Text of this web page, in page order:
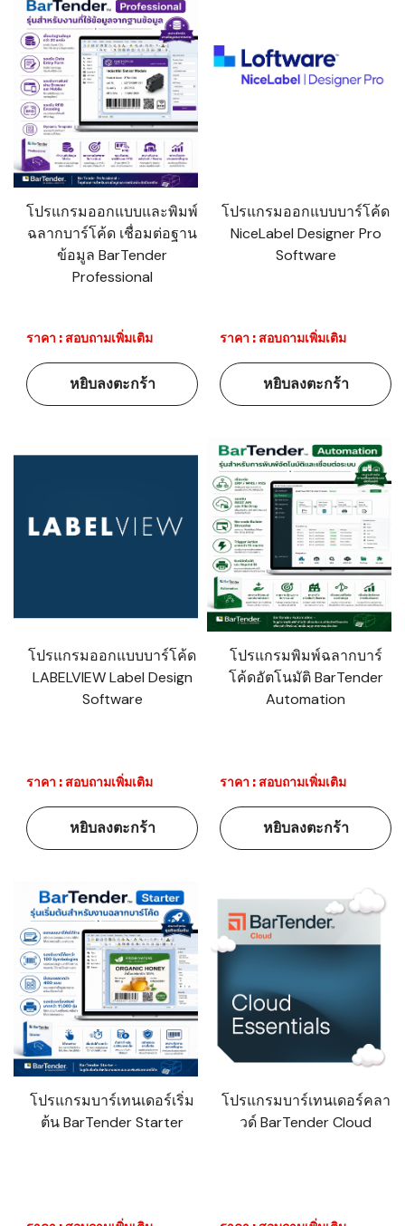
โปรแกรมออกแบบและพิมพ์
ฉลากบาร์โค้ด เชื่อมต่อฐาน
ข้อมูล BarTender
Professional
ราคา : สอบถามเพิ่มเติม
หยิบลงตะกร้า
โปรแกรมออกแบบบาร์โค้ด
NiceLabel Designer Pro
Software
ราคา : สอบถามเพิ่มเติม
หยิบลงตะกร้า
โปรแกรมออกแบบบาร์โค้ด
LABELVIEW Label Design
Software
ราคา : สอบถามเพิ่มเติม
หยิบลงตะกร้า
โปรแกรมพิมพ์ฉลากบาร์
โค้ดอัตโนมัติ BarTender
Automation
ราคา : สอบถามเพิ่มเติม
หยิบลงตะกร้า
โปรแกรมบาร์เทนเดอร์เริ่ม
ต้น BarTender Starter
โปรแกรมบาร์เทนเดอร์คลา
วด์ BarTender Cloud